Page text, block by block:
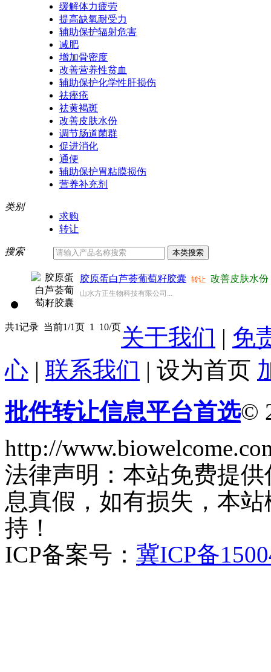
缓解体力疲劳
提高缺氧耐受力
辅助保护辐射危害
减肥
增加骨密度
改善营养性贫血
辅助保护化学性肝损伤
祛痤疮
祛黄褐斑
改善皮肤水份
调节肠道菌群
促进消化
通便
辅助保护胃粘膜损伤
营养补充剂
类别
求购
转让
搜索
胶原蛋白芦荟葡萄籽胶囊 转让 改善皮肤水份
山水方正生物科技有限公司...
共1记录 当前1/1页 1 10/页关于我们 | 免
心 | 联系我们 | 设为首页
批件转让信息平台首选©
http://
法律声明：本站免费提
息真假，如有损失，本
持！
ICP备案号： 冀ICP备